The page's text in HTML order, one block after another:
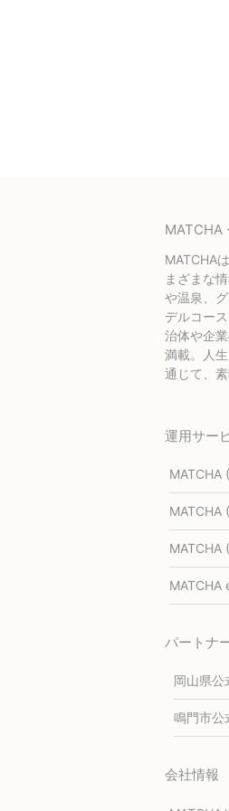
MATCHA
MATCHA
まざまな
や温泉、
デルコー
治体や企
満載。人
通じて、
運用サー
MATCHA
MATCHA
MATCHA
MATCHA
パートナ
岡山県公
鳴門市公
会社情報